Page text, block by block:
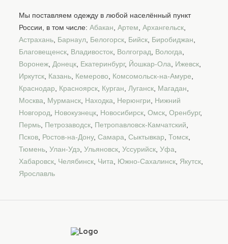
Мы поставляем одежду в любой населённый пункт
России, в том числе: Абакан, Артем, Архангельск,
Астрахань, Барнаул, Белогорск, Бийск, Биробиджан,
Благовещенск, Владивосток, Волгоград, Вологда,
Воронеж, Донецк, Екатеринбург, Йошкар-Ола, Ижевск,
Иркутск, Казань, Кемерово, Комсомольск-на-Амуре,
Краснодар, Красноярск, Курган, Луганск, Магадан,
Москва, Мурманск, Находка, Нерюнгри, Нижний
Новгород, Новокузнецк, Новосибирск, Омск, Оренбург,
Пермь, Петрозаводск, Петропавловск-Камчатский,
Псков, Ростов-на-Дону, Самара, Сыктывкар, Томск,
Тюмень, Улан-Удэ, Ульяновск, Уссурийск, Уфа,
Хабаровск, Челябинск, Чита, Южно-Сахалинск, Якутск,
Ярославль